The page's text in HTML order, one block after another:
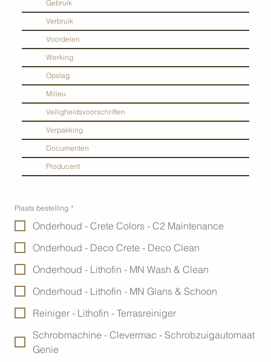
Gebruik
Verbruik
Voordelen
Werking
Opslag
Milieu
Veiligheidsvoorschriften
Verpakking
Documenten
Producent
Plaats bestelling *
Onderhoud - Crete Colors - C2 Maintenance
Onderhoud - Deco Crete - Deco Clean
Onderhoud - Lithofin - MN Wash & Clean
Onderhoud - Lithofin - MN Glans & Schoon
Reiniger - Lithofin - Terrasreiniger
Schrobmachine - Clevermac - Schrobzuigautomaat
Genie